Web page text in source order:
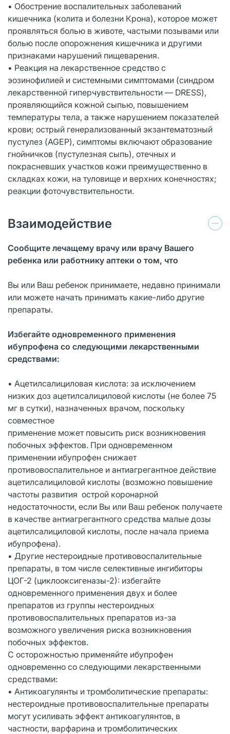
• Обострение воспалительных заболеваний
кишечника (колита и болезни Крона), которое может
проявляться болью в животе, частыми позывами или
болью после опорожнения кишечника и другими
признаками нарушений пищеварения.
• Реакция на лекарственное средство с
эозинофилией и системными симптомами (синдром
лекарственной гиперчувствительности — DRESS),
проявляющийся кожной сыпью, повышением
температуры тела, а также нарушением показателей
крови; острый генерализованный экзантематозный
пустулез (AGEP), симптомы включают образование
гнойничков (пустулезная сыпь), отечных и
покрасневших участков кожи преимущественно в
складках кожи, на туловище и верхних конечностях;
реакции фоточувствительности.
Взаимодействие
Сообщите лечащему врачу или врачу Вашего
ребенка или работнику аптеки о том, что
Вы или Ваш ребенок принимаете, недавно принимали
или можете начать принимать какие-либо другие
препараты.
Избегайте одновременного применения
ибупрофена со следующими лекарственными
средствами:
• Ацетилсалициловая кислота: за исключением
низких доз ацетилсалициловой кислоты (не более 75
мг в сутки), назначенных врачом, поскольку
совместное
применение может повысить риск возникновения
побочных эффектов. При одновременном
применении ибупрофен снижает
противовоспалительное и антиагрегантное действие
ацетилсалициловой кислоты (возможно повышение
частоты развития острой коронарной
недостаточности, если Вы или Ваш ребенок получаете
в качестве антиагрегантного средства малые дозы
ацетилсалициловой кислоты, после начала приема
ибупрофена).
• Другие нестероидные противовоспалительные
препараты, в том числе селективные ингибиторы
ЦОГ-2 (циклооксигеназы-2): избегайте
одновременного применения двух и более
препаратов из группы нестероидных
противовоспалительных препаратов из-за
возможного увеличения риска возникновения
побочных эффектов.
С осторожностью применяйте ибупрофен
одновременно со следующими лекарственными
средствами:
• Антикоагулянты и тромболитические препараты:
нестероидные противовоспалительные препараты
могут усиливать эффект антикоагулянтов, в
частности, варфарина и тромболитических